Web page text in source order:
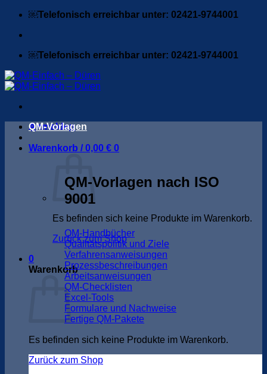
Zum
springen
￼Telefonisch erreichbar unter: 02421-9744001
￼Telefonisch erreichbar unter: 02421-9744001
Anmelden
Warenkorb / 0,00 € 0
Es befinden sich keine Produkte im Warenkorb.
Zurück zum Shop
0
Warenkorb
Es befinden sich keine Produkte im Warenkorb.
Zurück zum Shop
QM-Vorlagen
QM-Vorlagen nach ISO
9001
QM-Handbücher
Qualitätspolitik und Ziele
Verfahrensanweisungen
Prozessbeschreibungen
Arbeitsanweisungen
QM-Checklisten
Excel-Tools
Formulare und Nachweise
Fertige QM-Pakete